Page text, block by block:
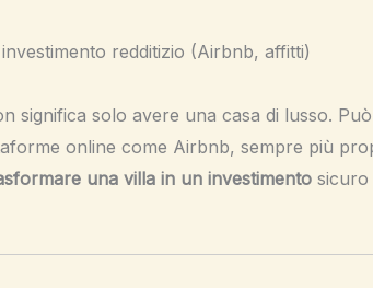
redditizio (Airbnb, affitti)
significa solo avere una casa di lusso.
online come Airbnb, sempre più
una villa in un investimentosicuro